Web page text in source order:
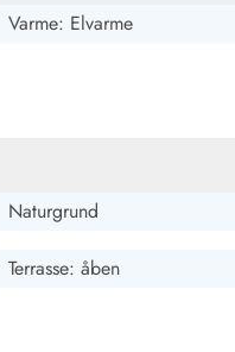
Varme: Elvarme
Naturgrund
Terrasse: åben